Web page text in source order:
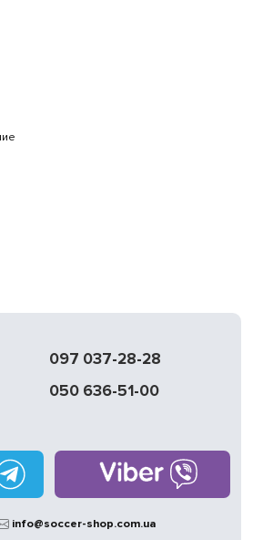
097 037-28-28
050 636-51-00
info@soccer-shop.com.ua